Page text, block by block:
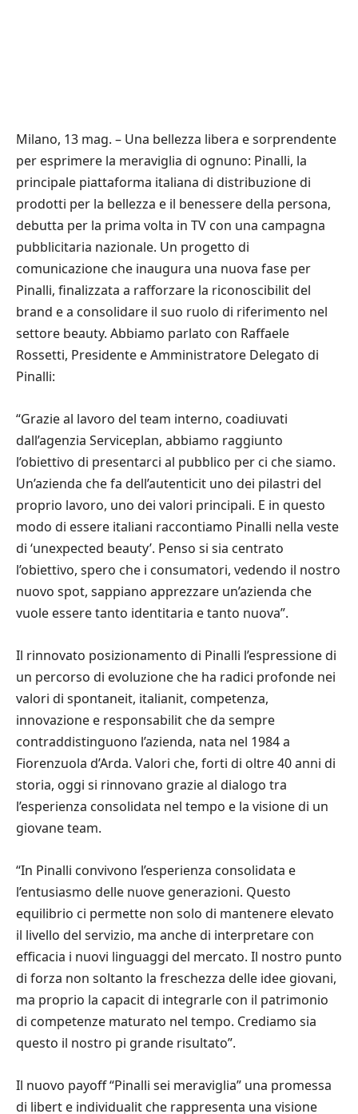
Milano, 13 mag. – Una bellezza libera e sorprendente
per esprimere la meraviglia di ognuno: Pinalli, la
principale piattaforma italiana di distribuzione di
prodotti per la bellezza e il benessere della persona,
debutta per la prima volta in TV con una campagna
pubblicitaria nazionale. Un progetto di
comunicazione che inaugura una nuova fase per
Pinalli, finalizzata a rafforzare la riconoscibilit del
brand e a consolidare il suo ruolo di riferimento nel
settore beauty. Abbiamo parlato con Raffaele
Rossetti, Presidente e Amministratore Delegato di
Pinalli:
“Grazie al lavoro del team interno, coadiuvati
dall’agenzia Serviceplan, abbiamo raggiunto
l’obiettivo di presentarci al pubblico per ci che siamo.
Un’azienda che fa dell’autenticit uno dei pilastri del
proprio lavoro, uno dei valori principali. E in questo
modo di essere italiani raccontiamo Pinalli nella veste
di ‘unexpected beauty’. Penso si sia centrato
l’obiettivo, spero che i consumatori, vedendo il nostro
nuovo spot, sappiano apprezzare un’azienda che
vuole essere tanto identitaria e tanto nuova”.
Il rinnovato posizionamento di Pinalli l’espressione di
un percorso di evoluzione che ha radici profonde nei
valori di spontaneit, italianit, competenza,
innovazione e responsabilit che da sempre
contraddistinguono l’azienda, nata nel 1984 a
Fiorenzuola d’Arda. Valori che, forti di oltre 40 anni di
storia, oggi si rinnovano grazie al dialogo tra
l’esperienza consolidata nel tempo e la visione di un
giovane team.
“In Pinalli convivono l’esperienza consolidata e
l’entusiasmo delle nuove generazioni. Questo
equilibrio ci permette non solo di mantenere elevato
il livello del servizio, ma anche di interpretare con
efficacia i nuovi linguaggi del mercato. Il nostro punto
di forza non soltanto la freschezza delle idee giovani,
ma proprio la capacit di integrarle con il patrimonio
di competenze maturato nel tempo. Crediamo sia
questo il nostro pi grande risultato”.
Il nuovo payoff “Pinalli sei meraviglia” una promessa
di libert e individualit che rappresenta una visione